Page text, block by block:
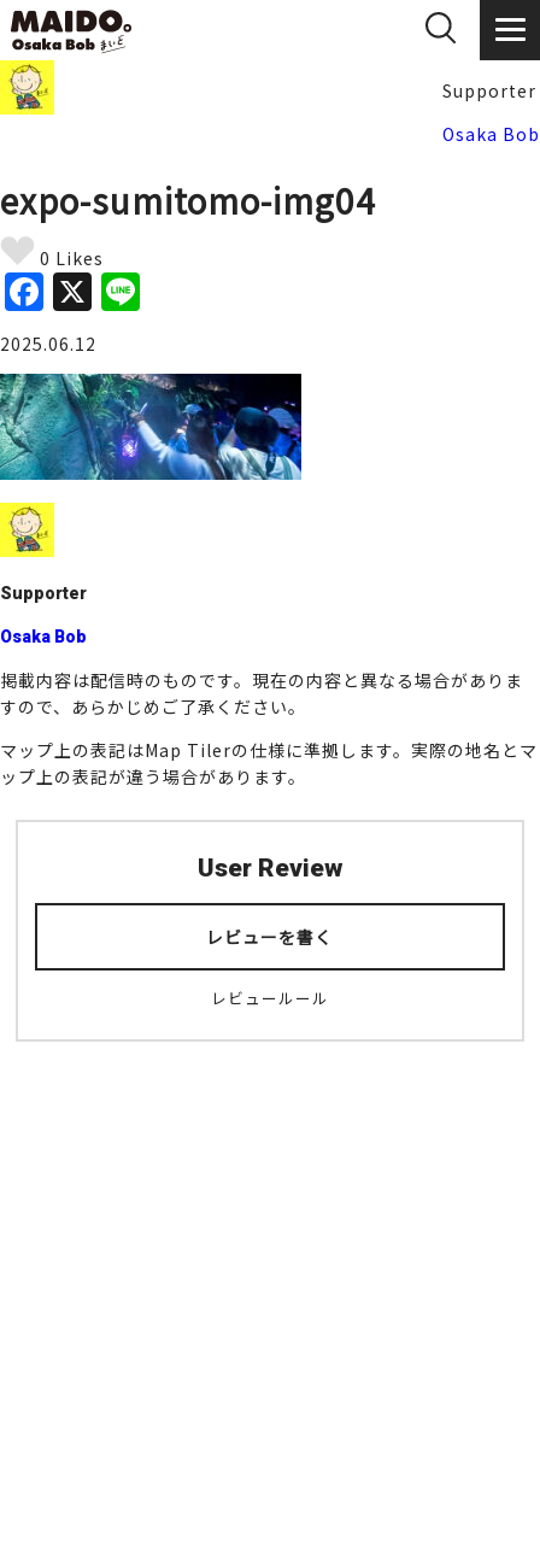
Supporter
Osaka Bob
expo-sumitomo-img04
0 Likes
F
a
c
e
b
o
o
k
X
e
2025.06.12
Supporter
Osaka Bob
掲載内容は配信時のものです。現在の内容と異なる場合がありま
すので、あらかじめご了承ください。
マップ上の表記はMap Tilerの仕様に準拠します。実際の地名とマ
ップ上の表記が違う場合があります。
User Review
レビューを書く
レビュールール